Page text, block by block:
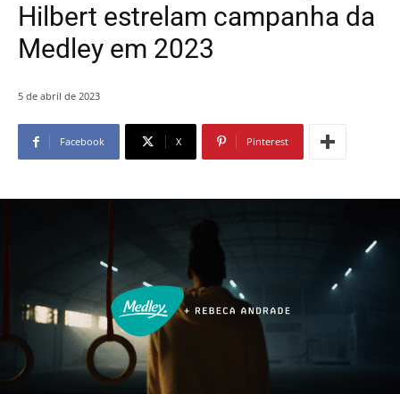
Hilbert estrelam campanha da
Medley em 2023
5 de abril de 2023
Facebook X Pinterest